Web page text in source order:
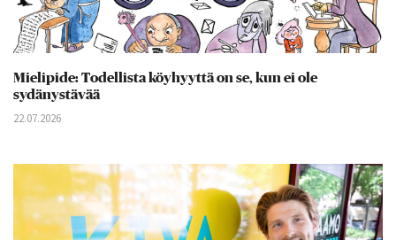
Mielipide: Todellista köyhyyttä on se, kun ei ole
sydänystävää
22.07.2026